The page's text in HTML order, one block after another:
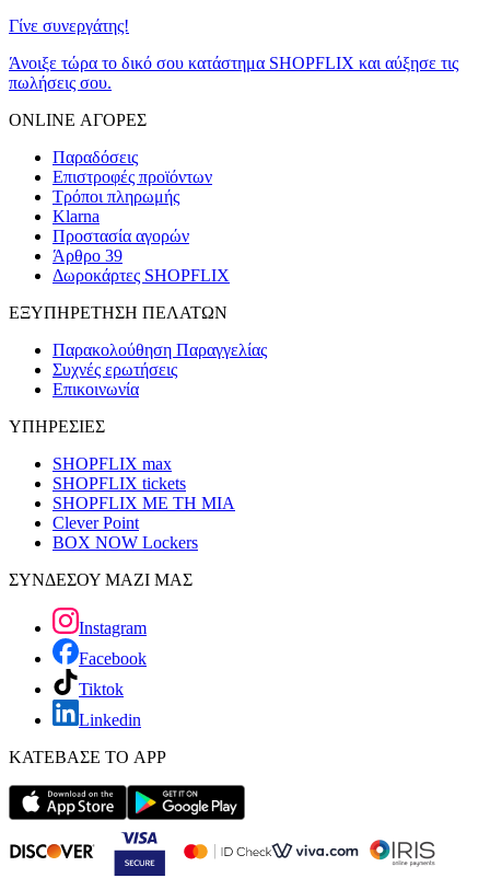
Γίνε συνεργάτης!
Άνοιξε τώρα το δικό σου κατάστημα SHOPFLIX και αύξησε τις
πωλήσεις σου.
ONLINE ΑΓΟΡΕΣ
Παραδόσεις
Επιστροφές προϊόντων
Τρόποι πληρωμής
Klarna
Προστασία αγορών
Άρθρο 39
Δωροκάρτες SHOPFLIX
ΕΞΥΠΗΡΕΤΗΣΗ ΠΕΛΑΤΩΝ
Παρακολούθηση Παραγγελίας
Συχνές ερωτήσεις
Επικοινωνία
ΥΠΗΡΕΣΙΕΣ
SHOPFLIX max
SHOPFLIX tickets
SHOPFLIX ΜΕ ΤΗ ΜΙΑ
Clever Point
BOX NOW Lockers
ΣΥΝΔΕΣΟΥ ΜΑΖΙ ΜΑΣ
Instagram
Facebook
Tiktok
Linkedin
ΚΑΤΕΒΑΣΕ ΤΟ APP